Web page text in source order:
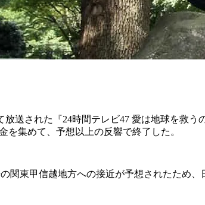
送された『24時間テレビ47 愛は地球を救
を集めて、予想以上の反響で終了した。
関東甲信越地方への接近が予想されたため